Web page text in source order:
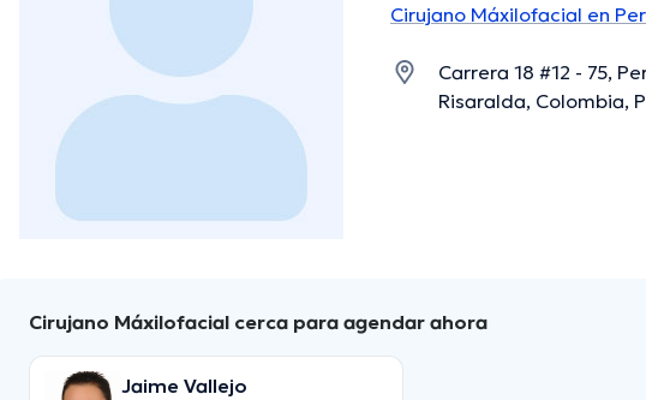
Cirujano Máxilofacial en
Carrera 18 #12 - 75,
Risaralda, Colombia,
Cirujano Máxilofacial cerca para agendar ahora
Jaime Vallejo